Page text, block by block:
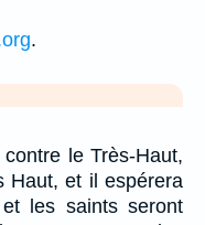
.
le Très-Haut,
Haut, et il espérera
les saints seront